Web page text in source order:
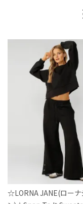
☆LORNA JANE(ローナ